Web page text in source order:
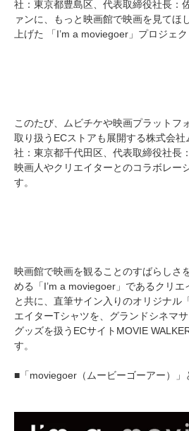
社：東京都豊島区、代表取締役社長：
ァンに、もっと映画館で映画を見てほ
上げた 「I’m a moviegoer」プロジェク
このたび、ムビチケや映画プラットフ
取り扱うECストアも展開する株式会
社：東京都千代田区、代表取締役社長
映画人やクリエイターとのコラボレー
す。
映画館で映画を観ることのすばらしさ
める「I’m a moviegoer」であるクリエ
と共に、直筆サイン入りのオリジナル
エイターTシャツを、グランドシネマ
グッズを扱うECサイトMOVIE
す。
■「moviegoer（ムービーゴーアー）」